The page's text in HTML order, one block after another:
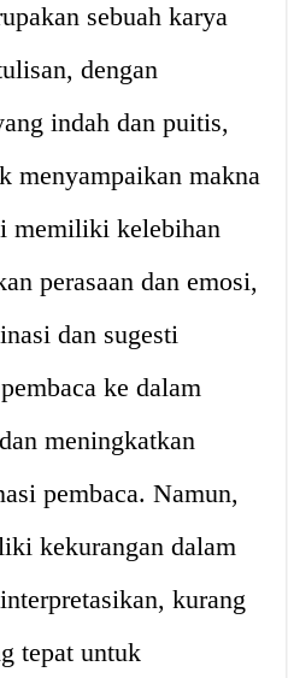
sebuah karya
dengan
indah dan puitis,
menyampaikan makna
memiliki kelebihan
perasaan dan emosi,
dan sugesti
ke dalam
meningkatkan
pembaca. Namun,
kekurangan dalam
kurang
tepat untuk